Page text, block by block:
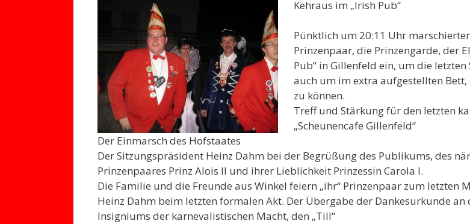
Kehraus im „Irish Pub“
Pünktlich um 20:11 Uhr
Prinzenpaar, die Prinzengarde, der
Pub“ in Gillenfeld ein, um die
auch um im extra aufgestellten
zu können.
Treff und Stärkung für den letzten
„Scheunencafe Gillenfeld“
Der Einmarsch des Hofstaates
Der Sitzungspräsident Heinz Dahm bei der Begrüßung des Publikums, des
Prinzenpaares Prinz Alois II und ihrer Lieblichkeit Prinzessin Carola I.
Die Familie und die Freunde aus Winkel feiern „ihr“ Prinzenpaar zum letzten
Heinz Dahm beim letzten formalen Akt. Der Übergabe der Dankesurkunde
Insigniums der karnevalistischen Macht, den „Till“